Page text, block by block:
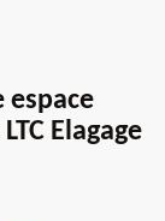
Elagage